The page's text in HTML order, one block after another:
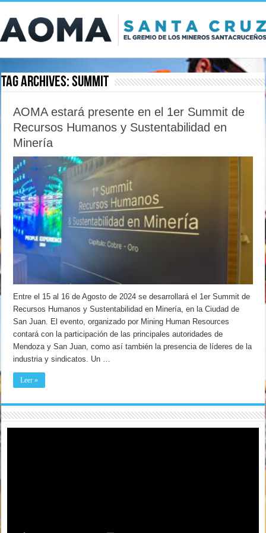
Tag Archives:summit
AOMA estará presente en el 1er Summit de
Recursos Humanos y Sustentabilidad en
Minería
Entre el 15 al 16 de Agosto de 2024 se desarrollará el 1er Summit de
Recursos Humanos y Sustentabilidad en Minería, en la Ciudad de
San Juan. El evento, organizado por Mining Human Resources
contará con la participación de las principales autoridades de
Mendoza y San Juan, como así también la presencia de líderes de la
industria y sindicatos. Un …
Leer »